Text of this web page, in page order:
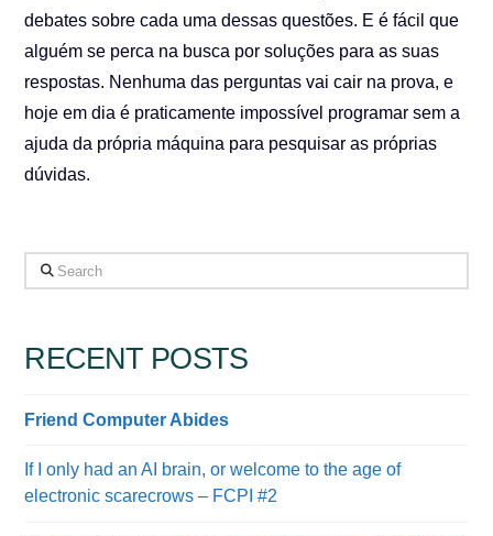
debates sobre cada uma dessas questões. E é fácil que
alguém se perca na busca por soluções para as suas
respostas. Nenhuma das perguntas vai cair na prova, e
hoje em dia é praticamente impossível programar sem a
ajuda da própria máquina para pesquisar as próprias
dúvidas.
Search
RECENT POSTS
Friend Computer Abides
If I only had an AI brain, or welcome to the age of
electronic scarecrows – FCPI #2